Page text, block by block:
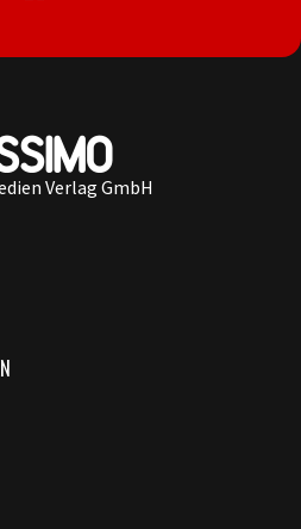
Verlag GmbH